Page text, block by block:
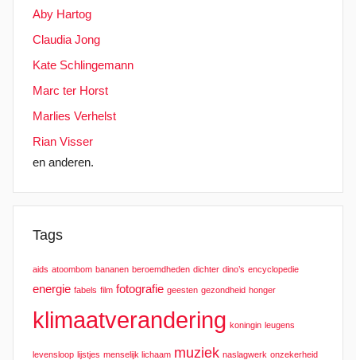
Aby Hartog
Claudia Jong
Kate Schlingemann
Marc ter Horst
Marlies Verhelst
Rian Visser
en anderen.
Tags
aids atoombom bananen beroemdheden dichter dino’s encyclopedie
energie fabels film fotografie geesten gezondheid honger
klimaatverandering koningin leugens
levensloop lijstjes menselijk lichaam muziek naslagwerk onzekerheid